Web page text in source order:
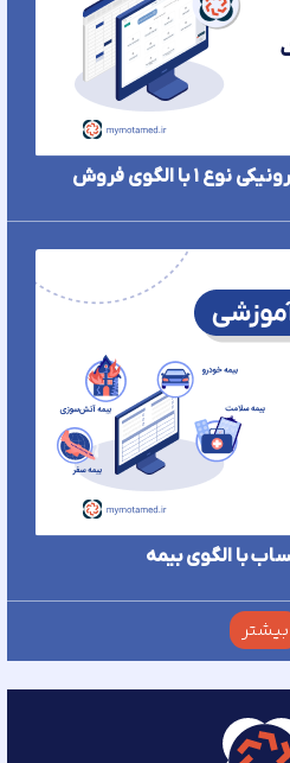
با الگوی فروش
با الگوی بیمه
بیشتر